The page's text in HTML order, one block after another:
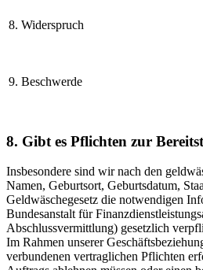
8. Widerspruch
9. Beschwerde
8. Gibt es Pflichten zur
Insbesondere sind wir nach den
Namen, Geburtsort, Geburtsdatum,
Geldwäschegesetz die notwendigen
Bundesanstalt für
Abschlussvermittlung) gesetzlich
Im Rahmen unserer
verbundenen vertraglichen Pflichten